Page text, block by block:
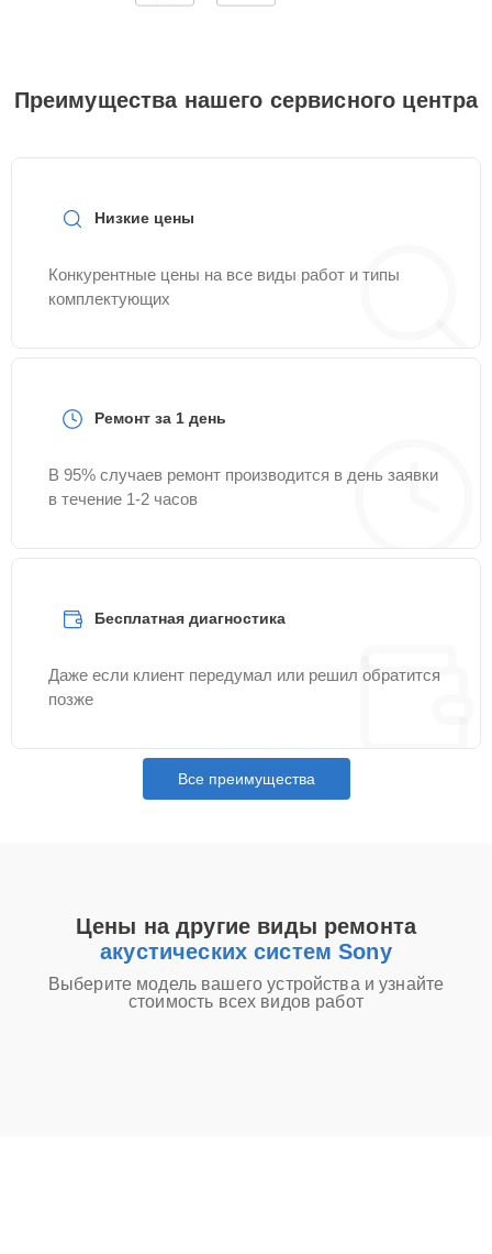
Преимущества нашего сервисного центра
Низкие цены
Конкурентные цены на все виды работ и типы
комплектующих
Ремонт за 1 день
В 95% случаев ремонт производится в день заявки
в течение 1-2 часов
Бесплатная диагностика
Даже если клиент передумал или решил обратится
позже
Все преимущества
Цены на другие виды ремонта
акустических систем Sony
Выберите модель вашего устройства и узнайте
стоимость всех видов работ